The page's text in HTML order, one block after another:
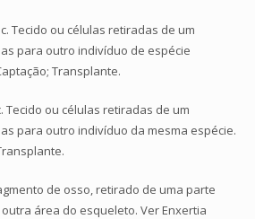
Tecido ou células retiradas de um
para outro indivíduo de espécie
Transplante.
Tecido ou células retiradas de um
para outro indivíduo da mesma espécie.
de osso, retirado de uma parte
área do esqueleto. Ver Enxertia